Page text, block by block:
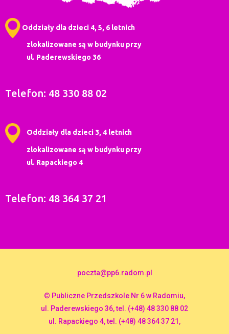
Oddziały dla dzieci 4, 5, 6 letnich
zlokalizowane są w budynku przy
ul. Paderewskiego 36
Telefon: 48 330 88 02
Oddziały dla dzieci 3, 4 letnich
zlokalizowane są w budynku przy
ul. Rapackiego 4
Telefon: 48 364 37 21
poczta@pp6.radom.pl
© Publiczne Przedszkole Nr 6 w Radomiu,
ul. Paderewskiego 36, tel. (+48) 48 330 88 02
ul. Rapackiego 4, tel. (+48) 48 364 37 21,